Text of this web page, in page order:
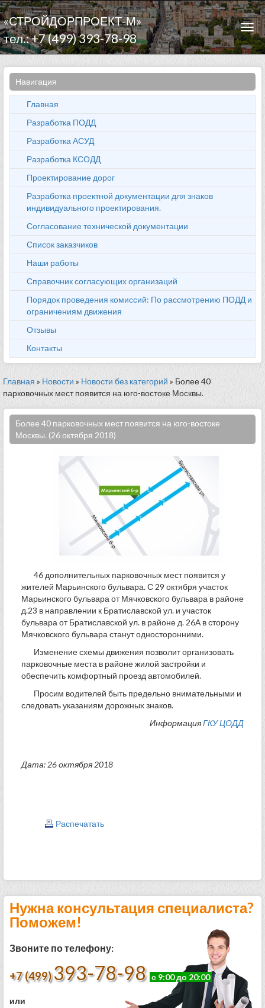
«СТРОЙДОРПРОЕКТ-М»
тел.: +7 (499) 393-78-98
Навигация
Главная
Разработка ПОДД
Разработка АСУД
Разработка КСОДД
Проектирование дорог
Разработка проектной документации для знаков
индивидуального проектирования.
Согласование технической документации
Список заказчиков
Наши работы
Справочник согласующих организаций
Порядок проведения комиссий: По рассмотрению ПОДД и
ограничениям движения
Отзывы
Контакты
Главная » Новости » Новости без категорий » Более 40
парковочных мест появится на юго-востоке Москвы.
Более 40 парковочных мест появится на юго-востоке
Москвы. (26 октября 2018)
46 дополнительных парковочных мест появится у
жителей Марьинского бульвара. С 29 октября участок
Марьинского бульвара от Мячковского бульвара в районе
д.23 в направлении к Братиславской ул. и участок
бульвара от Братиславской ул. в районе д. 26А в сторону
Мячковского бульвара станут односторонними.
Изменение схемы движения позволит организовать
парковочные места в районе жилой застройки и
обеспечить комфортный проезд автомобилей.
Просим водителей быть предельно внимательными и
следовать указаниям дорожных знаков.
ИнформацияГКУ ЦОДД
Дата: 26 октября 2018
Распечатать
Нужна консультация специалиста?
Поможем!
Звоните по телефону:
+7 (499) 393-78-98 с 9:00 до 20:00
или